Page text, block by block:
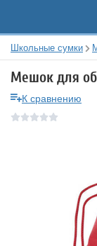
Школьные сумки
Мешок для
К сравнению